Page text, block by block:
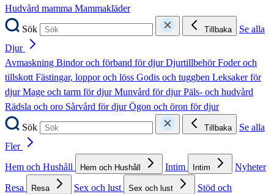
Hudvård mamma Mammakläder
Sök
Tillbaka
Se alla
Djur
Avmaskning Bindor och förband för djurDjurtillbehörFoder och
tillskottFästingar, loppor och löss Godis och tuggben Leksaker för
djurMage och tarm för djurMunvård för djurPäls- och hudvård
Rädsla och oro Sårvård för djurÖgon och öron för djur
Sök
Tillbaka
Se alla
Fler
Hem och Hushåll
Hem och Hushåll Intim Intim
Nyheter
Resa
Resa Sex och lust Sex och lust
Stöd och